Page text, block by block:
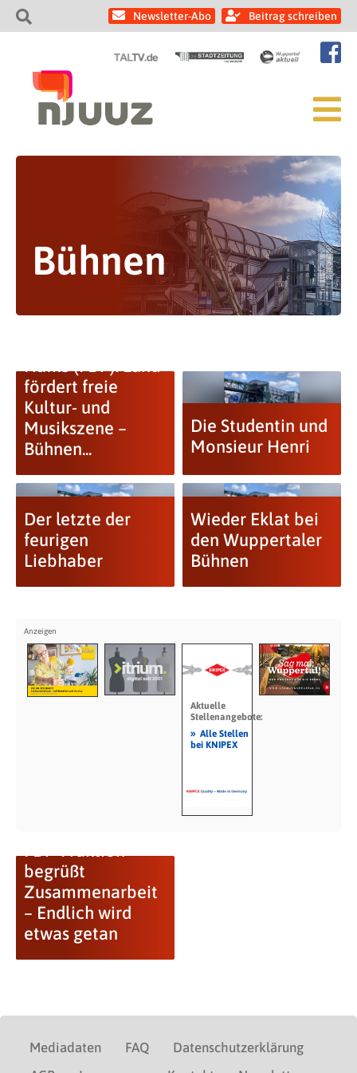
Newsletter-Abo Beitrag schreiben
Bühnen
fördert freie
Kultur- und
Musikszene –
Bühnen...
Die Studentin und
Monsieur Henri
Der letzte der
feurigen
Liebhaber
Wieder Eklat bei
den Wuppertaler
Bühnen
Aktuelle
Stellenangebote:
» Alle Stellen
bei KNIPEX
begrüßt
Zusammenarbeit
– Endlich wird
etwas getan
Mediadaten FAQ
Datenschutzerklärung